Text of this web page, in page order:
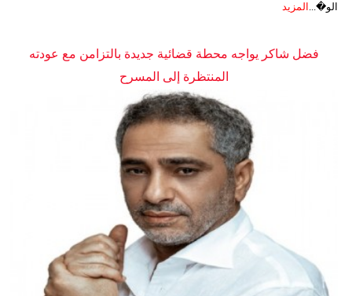
الو�... المزيد
فضل شاكر يواجه محطة قضائية جديدة بالتزامن مع عودته
المنتظرة إلى المسرح